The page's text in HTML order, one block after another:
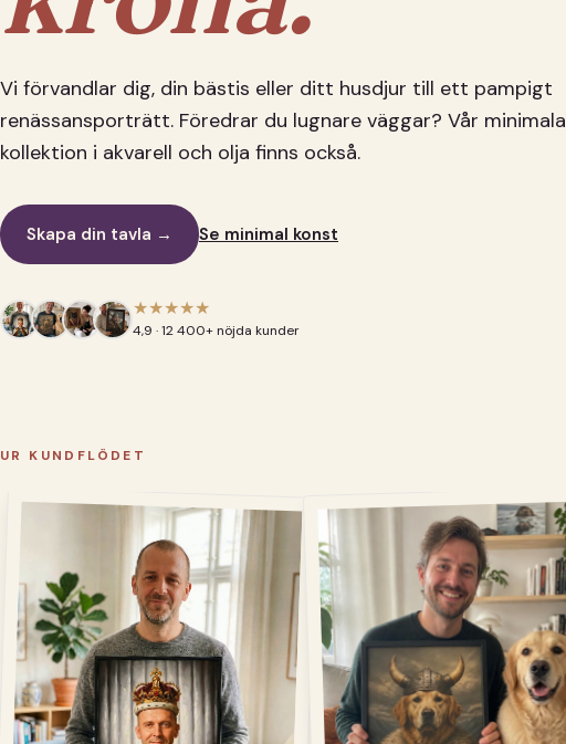
Vi förvandlar dig, din bästis eller ditt husdjur till ett pampigt
renässansporträtt. Föredrar du lugnare väggar? Vår minimala
kollektion i akvarell och olja finns också.
Skapa din tavla → Se minimal konst
★★★★★
4,9 · 12 400+ nöjda kunder
UR KUNDFLÖDET